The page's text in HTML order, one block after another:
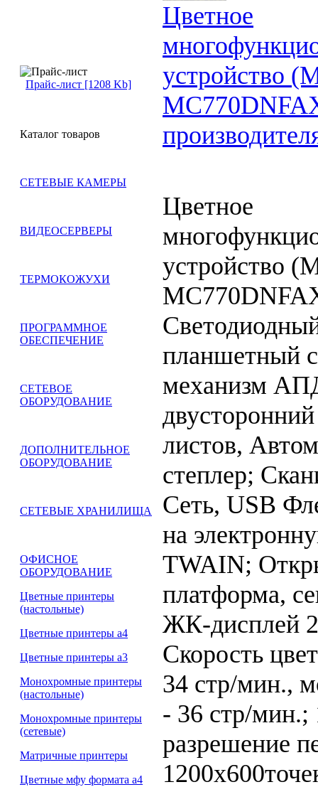
Прайс-лист [1208 Kb]
Каталог товаров
СЕТЕВЫЕ КАМЕРЫ
ВИДЕОСЕРВЕРЫ
ТЕРМОКОЖУХИ
ПРОГРАММНОЕ
ОБЕСПЕЧЕНИЕ
СЕТЕВОЕ
ОБОРУДОВАНИЕ
ДОПОЛНИТЕЛЬНОЕ
ОБОРУДОВАНИЕ
СЕТЕВЫЕ ХРАНИЛИЩА
ОФИСНОЕ
ОБОРУДОВАНИЕ
Цветные принтеры
(настольные)
Цветные принтеры а4
Цветные принтеры а3
Монохромные принтеры
(настольные)
Монохромные принтеры
(сетевые)
Матричные принтеры
Цветные мфу формата а4
Цветное
устройство
Цветное
устройство
планшетный
механизм
листов,
степлер;
Сеть, USB
на
TWAIN;
платформа,
ЖК-дисплей
Скорость
34 стр/мин.,
- 36 стр/мин.;
разрешение